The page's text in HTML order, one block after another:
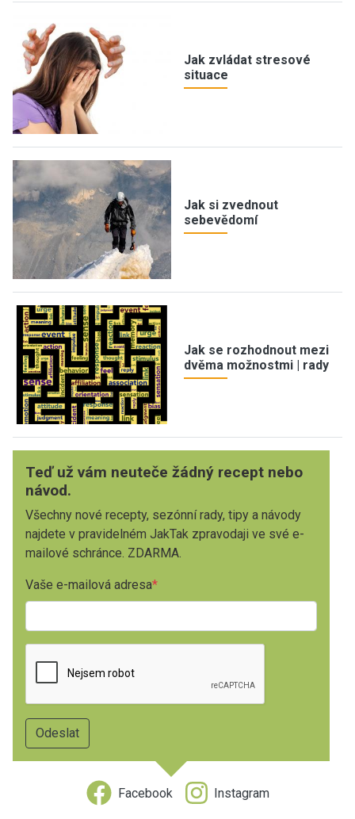
Jak zvládat stresové
situace
Jak si zvednout
sebevědomí
Jak se rozhodnout mezi
dvěma možnostmi | rady
Teď už vám neuteče žádný recept nebo
návod.
Všechny nové recepty, sezónní rady, tipy a návody
najdete v pravidelném JakTak zpravodaji ve své e-
mailové schránce. ZDARMA.
Vaše e-mailová adresa
Facebook Instagram